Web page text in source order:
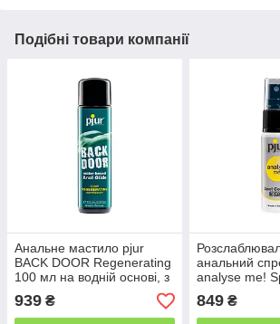
Подібні товари компанії
Анальне мастило pjur
BACK DOOR Regenerating
100 мл на водній основі, з
пантенолом та екстрактом
ромашки
939 ₴
анальний
analyse me!
пантенолом і
849₴